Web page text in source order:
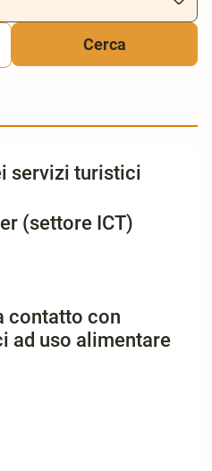
servizi turistici
(settore ICT)
contatto con
ad uso alimentare